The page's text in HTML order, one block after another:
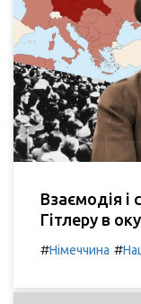
Взаємодія і
Гітлеру в
#Німеччина #